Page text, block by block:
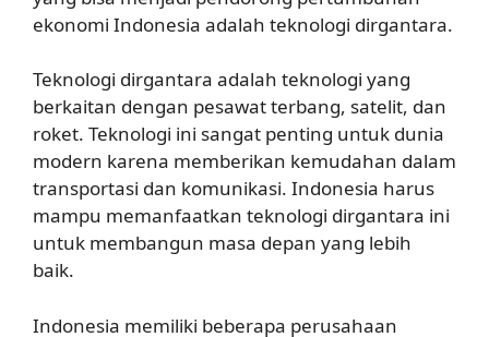
ekonomi Indonesia adalah teknologi dirgantara.
Teknologi dirgantara adalah teknologi yang
berkaitan dengan pesawat terbang, satelit, dan
roket. Teknologi ini sangat penting untuk dunia
modern karena memberikan kemudahan dalam
transportasi dan komunikasi. Indonesia harus
mampu memanfaatkan teknologi dirgantara ini
untuk membangun masa depan yang lebih
baik.
Indonesia memiliki beberapa perusahaan